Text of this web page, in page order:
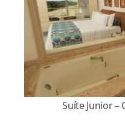
Suíte Junior –